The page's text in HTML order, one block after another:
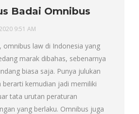
Badai Omnibus
9:51 AM
omnibus law di Indonesia yang
marak dibahas, sebenarnya
biasa saja. Punya julukan
berarti kemudian jadi memiliki
tata urutan peraturan
yang berlaku. Omnibus juga